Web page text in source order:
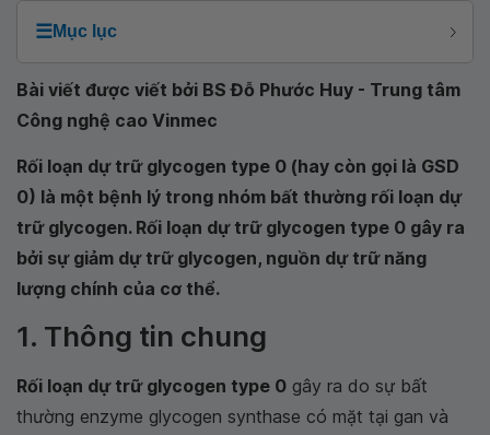
☰Mục lục
Bài viết được viết bởi BS Đỗ Phước Huy - Trung tâm
Công nghệ cao Vinmec
Rối loạn dự trữ glycogen type 0 (hay còn gọi là GSD
0) là một bệnh lý trong nhóm bất thường rối loạn dự
trữ glycogen. Rối loạn dự trữ glycogen type 0 gây ra
bởi sự giảm dự trữ glycogen, nguồn dự trữ năng
lượng chính của cơ thể.
1. Thông tin chung
Rối loạn dự trữ glycogen type 0 gây ra do sự bất
thường enzyme glycogen synthase có mặt tại gan và